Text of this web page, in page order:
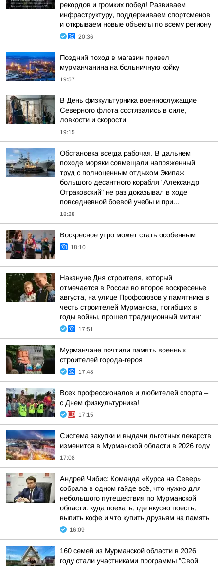
рекордов и громких побед! Развиваем
инфраструктуру, поддерживаем спортсменов
и открываем новые объекты по всему региону
20:36
Поздний поход в магазин привел
мурманчанина на больничную койку
19:57
В День физкультурника военнослужащие
Северного флота состязались в силе,
ловкости и скорости
19:15
Обстановка всегда рабочая. В дальнем
походе моряки совмещали напряженный
труд с полноценным отдыхом Экипаж
большого десантного корабля "Александр
Отраковский" не раз доказывал в ходе
повседневной боевой учебы и при...
18:28
Воскресное утро может стать особенным
18:10
Накануне Дня строителя, который
отмечается в России во второе воскресенье
августа, на улице Профсоюзов у памятника в
честь строителей Мурманска, погибших в
годы войны, прошел традиционный митинг
17:51
Мурманчане почтили память военных
строителей города-героя
17:48
Всех профессионалов и любителей спорта –
с Днем физкультурника!
17:15
Система закупки и выдачи льготных лекарств
изменится в Мурманской области в 2026 году
17:08
Андрей Чибис: Команда «Курса на Север»
собрала в одном гайде всё, что нужно для
небольшого путешествия по Мурманской
области: куда поехать, где вкусно поесть,
выпить кофе и что купить друзьям на память
16:09
160 семей из Мурманской области в 2026
году стали участниками программы "Свой